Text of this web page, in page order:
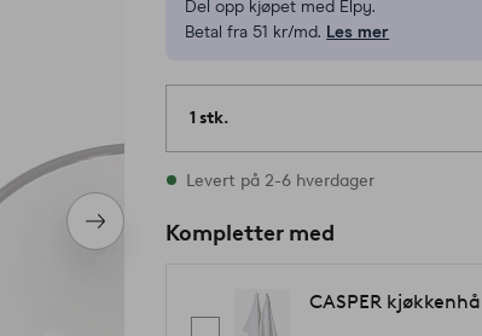
Neste
produkt
Del opp kjøpet med Elpy.
Betal fra 51 kr/md. Les mer
1 stk.
På lager
Levert på 2-6 hverdager
Kompletter med
CASPER